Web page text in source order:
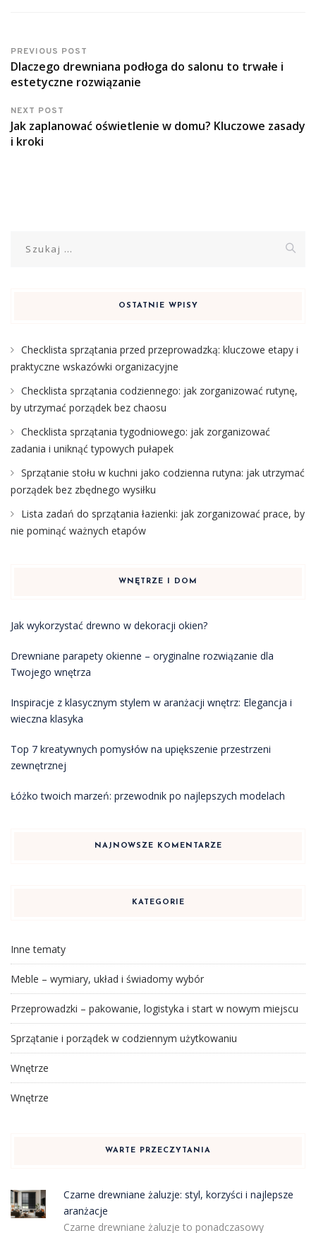
PREVIOUS POST
Dlaczego drewniana podłoga do salonu to trwałe i
estetyczne rozwiązanie
NEXT POST
Jak zaplanować oświetlenie w domu? Kluczowe zasady
i kroki
OSTATNIE WPISY
Checklista sprzątania przed przeprowadzką: kluczowe etapy i
praktyczne wskazówki organizacyjne
Checklista sprzątania codziennego: jak zorganizować rutynę,
by utrzymać porządek bez chaosu
Checklista sprzątania tygodniowego: jak zorganizować
zadania i uniknąć typowych pułapek
Sprzątanie stołu w kuchni jako codzienna rutyna: jak utrzymać
porządek bez zbędnego wysiłku
Lista zadań do sprzątania łazienki: jak zorganizować prace, by
nie pominąć ważnych etapów
WNĘTRZE I DOM
Jak wykorzystać drewno w dekoracji okien?
Drewniane parapety okienne – oryginalne rozwiązanie dla
Twojego wnętrza
Inspiracje z klasycznym stylem w aranżacji wnętrz: Elegancja i
wieczna klasyka
Top 7 kreatywnych pomysłów na upiększenie przestrzeni
zewnętrznej
Łóżko twoich marzeń: przewodnik po najlepszych modelach
NAJNOWSZE KOMENTARZE
KATEGORIE
Inne tematy
Meble – wymiary, układ i świadomy wybór
Przeprowadzki – pakowanie, logistyka i start w nowym miejscu
Sprzątanie i porządek w codziennym użytkowaniu
Wnętrze
Wnętrze
WARTE PRZECZYTANIA
Czarne drewniane żaluzje: styl, korzyści i najlepsze
aranżacje
Czarne drewniane żaluzje to ponadczasowy